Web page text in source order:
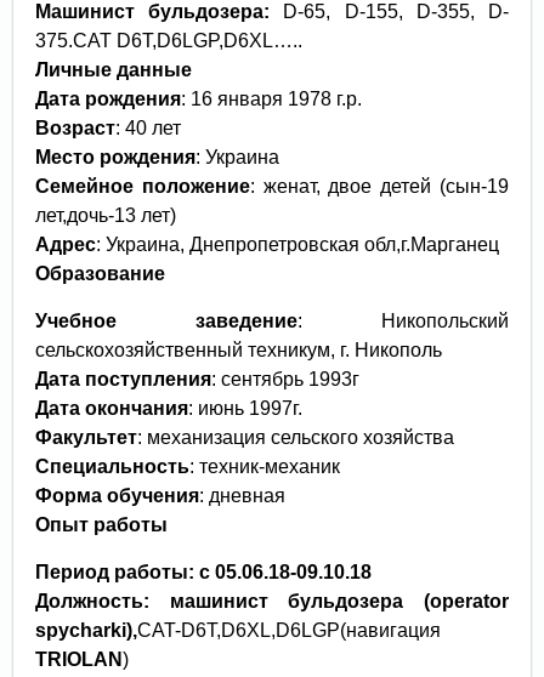
Машинист бульдозера: D-65, D-155, D-355, D-
375.CAT D6T,D6LGP,D6XL…..
Личные данные
Дата рождения: 16 января 1978 г.р.
Возраст: 40 лет
Место рождения: Украина
Семейное положение: женат, двое детей (сын-19
лет,дочь-13 лет)
Адрес: Украина, Днепропетровская обл,г.Марганец
Образование
Учебное заведение: Никопольский
сельскохозяйственный техникум, г. Никополь
Дата поступления: сентябрь 1993г
Дата окончания: июнь 1997г.
Факультет: механизация сельского хозяйства
Специальность: техник-механик
Форма обучения: дневная
Опыт работы
Период работы: с 05.06.18-09.10.18
Должность: машинист бульдозера (operator
spycharki),CAT-D6T,D6XL,D6LGP(навигация
TRIOLAN)